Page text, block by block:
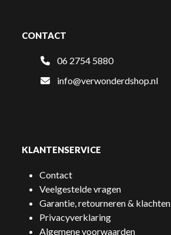
CONTACT
06 2754 5880
info@verwonderdshop.nl
KLANTENSERVICE
Contact
Veelgestelde vragen
Garantie, retourneren & klachten
Privacyverklaring
Algemene voorwaarden